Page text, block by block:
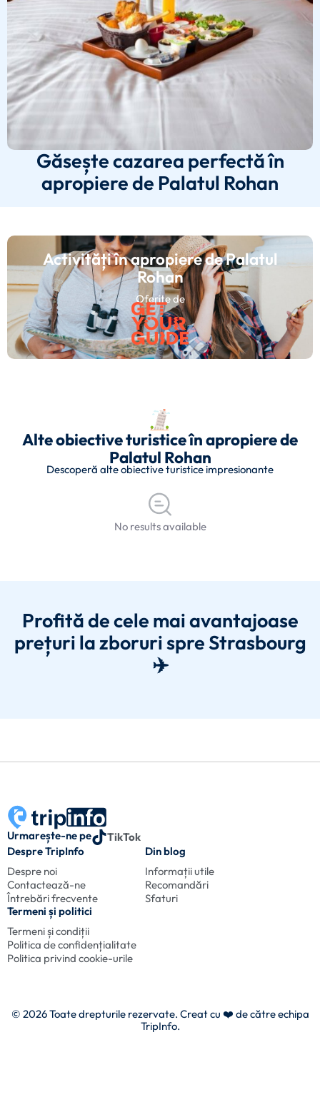
Găsește cazarea perfectă în
apropiere de Palatul Rohan
Activități în apropiere de Palatul
Rohan
Oferite de
Alte obiective turistice în apropiere de
Palatul Rohan
Descoperă alte obiective turistice impresionante
No results available
Profită de cele mai avantajoase
prețuri la zboruri spre Strasbourg
✈️
Urmarește-ne pe
TikTok
Despre TripInfo
Despre noi
Contactează-ne
Întrebări frecvente
Din blog
Informații utile
Recomandări
Sfaturi
Termeni și politici
Termeni și condiții
Politica de confidențialitate
Politica privind cookie-urile
© 2026 Toate drepturile rezervate. Creat cu ❤️ de către echipa
TripInfo.